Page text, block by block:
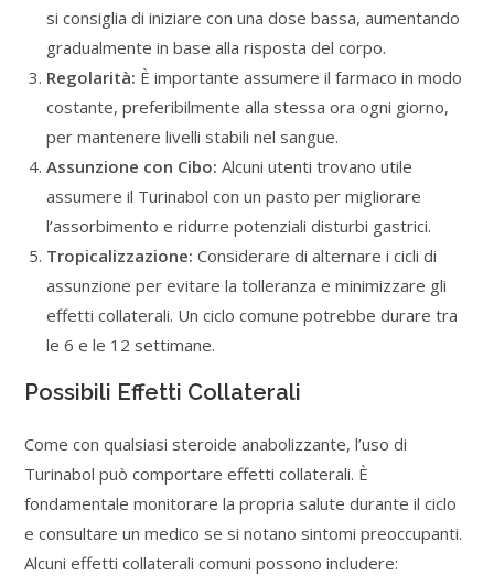
si consiglia di iniziare con una dose bassa, aumentando
gradualmente in base alla risposta del corpo.
Regolarità: È importante assumere il farmaco in modo
costante, preferibilmente alla stessa ora ogni giorno,
per mantenere livelli stabili nel sangue.
Assunzione con Cibo: Alcuni utenti trovano utile
assumere il Turinabol con un pasto per migliorare
l’assorbimento e ridurre potenziali disturbi gastrici.
Tropicalizzazione: Considerare di alternare i cicli di
assunzione per evitare la tolleranza e minimizzare gli
effetti collaterali. Un ciclo comune potrebbe durare tra
le 6 e le 12 settimane.
Possibili Effetti Collaterali
Come con qualsiasi steroide anabolizzante, l’uso di
Turinabol può comportare effetti collaterali. È
fondamentale monitorare la propria salute durante il ciclo
e consultare un medico se si notano sintomi preoccupanti.
Alcuni effetti collaterali comuni possono includere: